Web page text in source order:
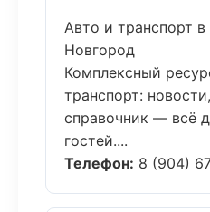
Авто и транспорт
Новгород
Комплексный
транспорт:
справочник — всё
гостей....
Телефон: 8 (904)